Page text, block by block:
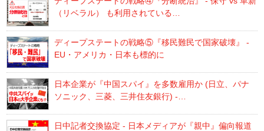
（リベラル） も利用されている…
ディープステートの戦略⑤『移民難民で国家破壊』 -
EU・アメリカ・日本も標的に
日本企業が『中国スパイ』を多数雇用か (日立、パナ
ソニック、三菱、三井住友銀行) -…
日中記者交換協定 - 日本メディアが『親中』偏向報道